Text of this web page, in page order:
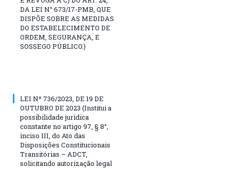
DA LEI N° 673/17-PMB, QUE
DISPÕE SOBRE AS MEDIDAS
DO ESTABELECIMENTO DE
ORDEM, SEGURANÇA, E
SOSSEGO PÚBLICO.)
LEI Nº 736/2023, DE 19 DE
OUTUBRO DE 2023 (Institui a
possibilidade jurídica
constante no artigo 97, § 8°,
inciso III, do Ato das
Disposições Constitucionais
Transitórias – ADCT,
solicitando autorização legal